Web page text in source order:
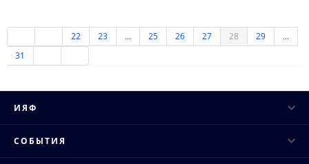
22 23 ... 25 26 27 28 29
...
31
ИЯФ
СОБЫТИЯ